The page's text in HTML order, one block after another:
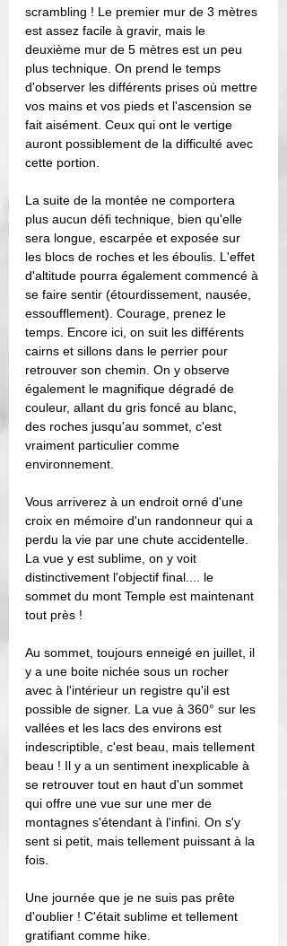
scrambling ! Le premier mur de 3 mètres
est assez facile à gravir, mais le
deuxième mur de 5 mètres est un peu
plus technique. On prend le temps
d'observer les différents prises où mettre
vos mains et vos pieds et l'ascension se
fait aisément. Ceux qui ont le vertige
auront possiblement de la difficulté avec
cette portion.
La suite de la montée ne comportera
plus aucun défi technique, bien qu'elle
sera longue, escarpée et exposée sur
les blocs de roches et les éboulis. L'effet
d'altitude pourra également commencé à
se faire sentir (étourdissement, nausée,
essoufflement). Courage, prenez le
temps. Encore ici, on suit les différents
cairns et sillons dans le perrier pour
retrouver son chemin. On y observe
également le magnifique dégradé de
couleur, allant du gris foncé au blanc,
des roches jusqu'au sommet, c'est
vraiment particulier comme
environnement.
Vous arriverez à un endroit orné d'une
croix en mémoire d'un randonneur qui a
perdu la vie par une chute accidentelle.
La vue y est sublime, on y voit
distinctivement l'objectif final.... le
sommet du mont Temple est maintenant
tout près !
Au sommet, toujours enneigé en juillet, il
y a une boite nichée sous un rocher
avec à l'intérieur un registre qu'il est
possible de signer. La vue à 360° sur les
vallées et les lacs des environs est
indescriptible, c'est beau, mais tellement
beau ! Il y a un sentiment inexplicable à
se retrouver tout en haut d'un sommet
qui offre une vue sur une mer de
montagnes s'étendant à l'infini. On s'y
sent si petit, mais tellement puissant à la
fois.
Une journée que je ne suis pas prête
d'oublier ! C'était sublime et tellement
gratifiant comme hike.